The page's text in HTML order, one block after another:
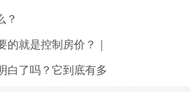
？
的就是控制房价？｜
白了吗？它到底有多